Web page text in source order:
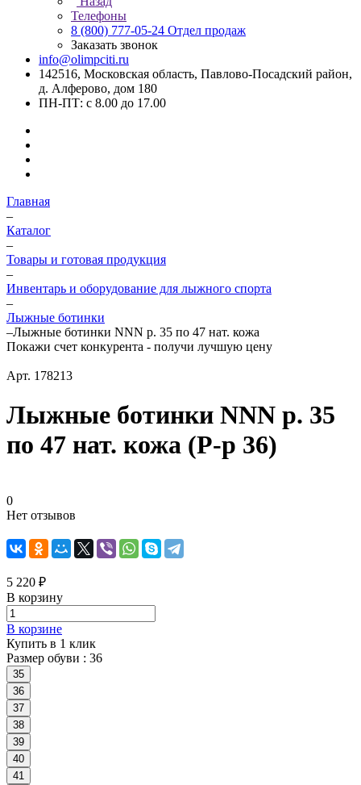
Телефоны
8 (800) 777-05-24 Отдел продаж
Заказать звонок
info@olimpciti.ru
142516, Московская область, Павлово-Посадский район,
д. Алферово, дом 180
ПН-ПТ: с 8.00 до 17.00
Главная
–
Каталог
–
Товары и готовая продукция
–
Инвентарь и оборудование для лыжного спорта
–
Лыжные ботинки
–Лыжные ботинки NNN р. 35 по 47 нат. кожа
Покажи счет конкурента - получи лучшую цену
Арт. 178213
Лыжные ботинки NNN р. 35
по 47 нат. кожа (Р-р 36)
0
Нет отзывов
5 220 ₽
В корзину
В корзине
Купить в 1 клик
Размер обуви : 36
35
36
37
38
39
40
41